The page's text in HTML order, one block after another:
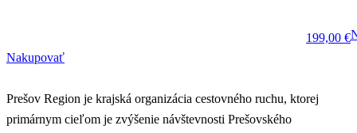
199,00 €
Nakupovať
Prešov Region je krajská organizácia cestovného ruchu, ktorej
primárnym cieľom je zvýšenie návštevnosti Prešovského